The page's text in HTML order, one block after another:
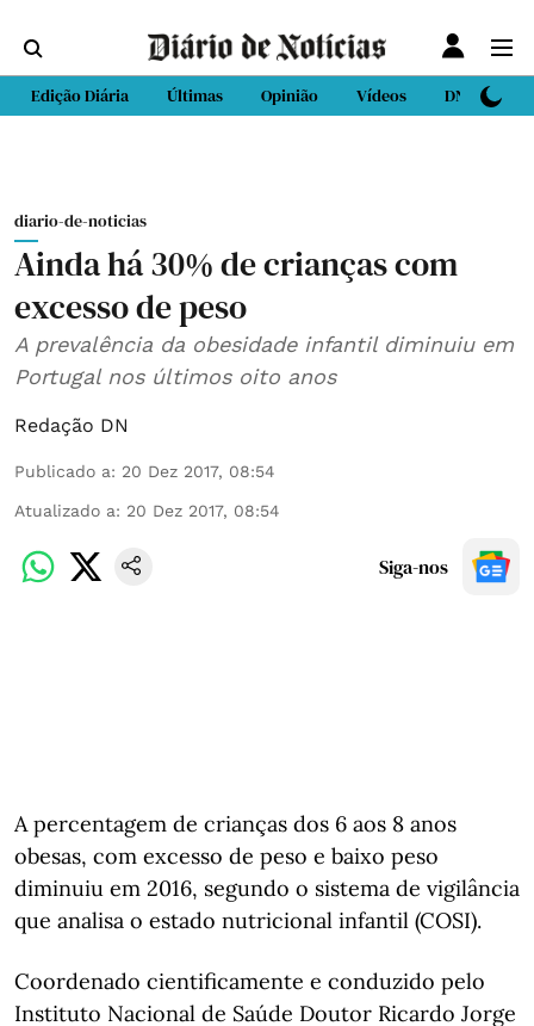
Edição Diária Últimas Opinião Vídeos DN Sport
diario-de-noticias
Ainda há 30% de crianças com
excesso de peso
A prevalência da obesidade infantil diminuiu em
Portugal nos últimos oito anos
Redação DN
Publicado a: 20 Dez 2017, 08:54
Atualizado a: 20 Dez 2017, 08:54
Siga-nos
A percentagem de crianças dos 6 aos 8 anos
obesas, com excesso de peso e baixo peso
diminuiu em 2016, segundo o sistema de vigilância
que analisa o estado nutricional infantil (COSI).
Coordenado cientificamente e conduzido pelo
Instituto Nacional de Saúde Doutor Ricardo Jorge